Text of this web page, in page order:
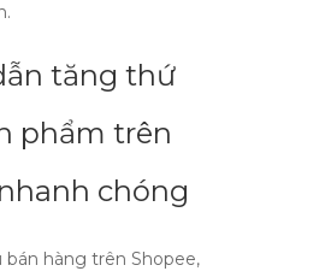
tăng thứ
phẩm trên
chóng
bán hàng trên Shopee,